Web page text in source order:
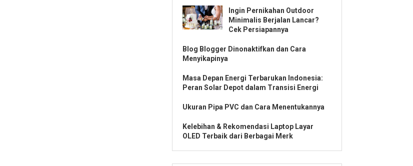
Ingin Pernikahan Outdoor
Minimalis Berjalan Lancar?
Cek Persiapannya
Blog Blogger Dinonaktifkan dan Cara
Menyikapinya
Masa Depan Energi Terbarukan Indonesia:
Peran Solar Depot dalam Transisi Energi
Ukuran Pipa PVC dan Cara Menentukannya
Kelebihan & Rekomendasi Laptop Layar
OLED Terbaik dari Berbagai Merk